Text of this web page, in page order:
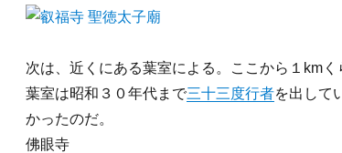
次は、近くにある葉室による。ここから１kmく
葉室は昭和３０年代まで三十三度行者を出して
かったのだ。
佛眼寺